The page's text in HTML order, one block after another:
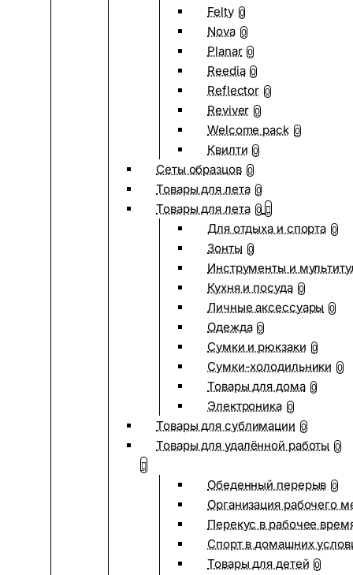
Felty 0
Nova 0
Planar 0
Reedia 0
Reflector 0
Reviver 0
Welcome pack 0
Квилти 0
Сеты образцов 0
Товары для лета 0
Товары для лета 0
Для отдыха и спорта 0
Зонты 0
Инструменты и
Кухня и посуда 0
Личные аксессуары 0
Одежда 0
Сумки и рюкзаки 0
Сумки-холодильники 0
Товары для дома 0
Электроника 0
Товары для сублимации 0
Товары для удалённой работы 0
Обеденный перерыв 0
Организация рабочего
Перекус в рабочее
Спорт в домашних
Товары для детей 0